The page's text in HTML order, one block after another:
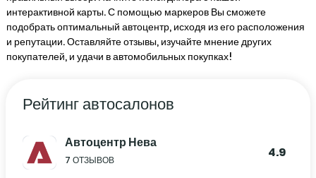
интерактивной карты. С помощью маркеров Вы сможете
подобрать оптимальный автоцентр, исходя из его расположения
и репутации. Оставляйте отзывы, изучайте мнение других
покупателей, и удачи в автомобильных покупках!
Рейтинг автосалонов
Автоцентр Нева
7 ОТЗЫВОВ 4.9